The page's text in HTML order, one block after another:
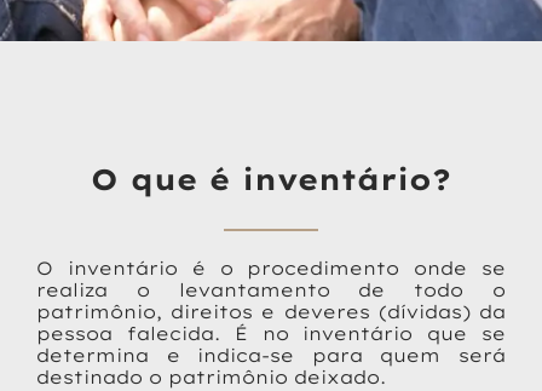
O que é inventário?
O inventário é o procedimento onde se
realiza o levantamento de todo o
patrimônio, direitos e deveres (dívidas) da
pessoa falecida. É no inventário que se
determina e indica-se para quem será
destinado o patrimônio deixado.